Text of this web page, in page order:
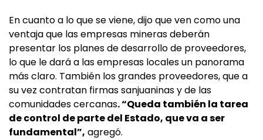
En cuanto a lo que se viene, dijo que ven como una
ventaja que las empresas mineras deberán
presentar los planes de desarrollo de proveedores,
lo que le dará a las empresas locales un panorama
más claro. También los grandes proveedores, que a
su vez contratan firmas sanjuaninas y de las
comunidades cercanas. “Queda también la tarea
de control de parte del Estado, que va a ser
fundamental”, agregó.